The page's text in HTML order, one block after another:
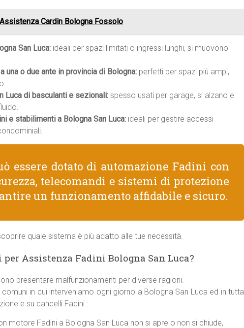
Assistenza Cardin Bologna Fossolo
San Luca: ideali per spazi limitati o ingressi lunghi, si muovono
una o due ante in provincia di Bologna: perfetti per spazi più ampi,
Luca di basculanti e sezionali: spesso usati per garage, si alzano e
e stabilimenti a Bologna San Luca: ideali per gestire accessi
essere dotato di automazione Fadini con
telecomandi e sistemi di protezione
un funzionamento affidabile e sicuro.
quale sistema è più adatto alle tue necessità.
Assistenza Fadini Bologna San Luca?
presentare malfunzionamenti per diverse ragioni.
in cui interveniamo ogni giorno a Bologna San Luca ed in tutta
e su cancelli Fadini :
motore Fadini a Bologna San Luca non si apre o non si chiude,